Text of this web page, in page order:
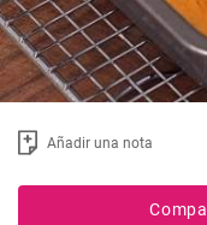
Añadir una nota